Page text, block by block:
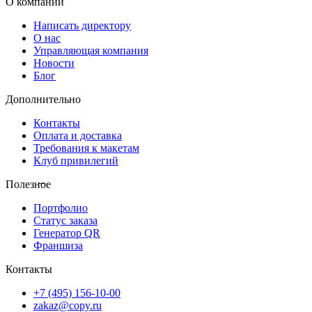
Написать директору
О нас
Управляющая компания
Новости
Блог
Дополнительно
Контакты
Оплата и доставка
Требования к макетам
Клуб привилегий
Полезное
Портфолио
Статус заказа
Генератор QR
Франшиза
Контакты
+7 (495) 156-10-00
zakaz@copy.ru